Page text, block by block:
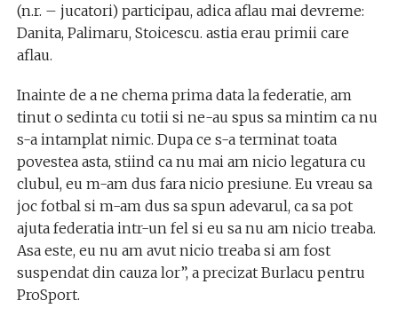
(n.r. – jucatori) participau, adica aflau mai devreme:
Danita, Palimaru, Stoicescu. astia erau primii care
aflau.
Inainte de a ne chema prima data la federatie, am
tinut o sedinta cu totii si ne-au spus sa mintim ca nu
s-a intamplat nimic. Dupa ce s-a terminat toata
povestea asta, stiind ca nu mai am nicio legatura cu
clubul, eu m-am dus fara nicio presiune. Eu vreau sa
joc fotbal si m-am dus sa spun adevarul, ca sa pot
ajuta federatia intr-un fel si eu sa nu am nicio treaba.
Asa este, eu nu am avut nicio treaba si am fost
suspendat din cauza lor”, a precizat Burlacu pentru
ProSport.